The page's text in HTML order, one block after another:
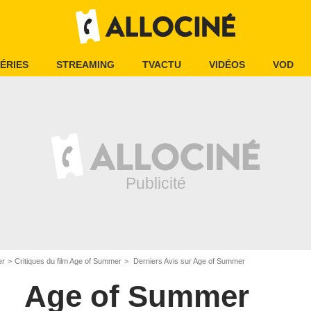
STREAMING TVACTU VIDÉOS VOD
Critiques du film Age of Summer Derniers Avis sur Age of Summer
Age of Summer